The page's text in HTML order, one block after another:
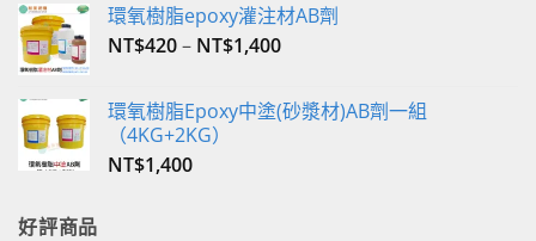
環氧樹脂epoxy灌注材AB劑
NT$420– NT$1,400
環氧樹脂Epoxy中塗(砂漿材)AB劑一組
（4KG+2KG）
NT$1,400
好評商品